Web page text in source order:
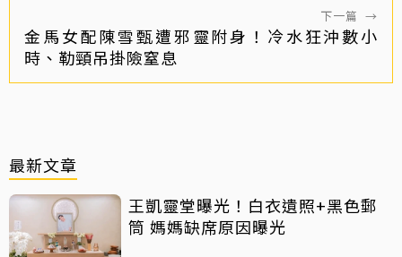
下一篇 →
金馬女配陳雪甄遭邪靈附身！冷水狂沖數小
時、勒頸吊掛險窒息
最新文章
王凱靈堂曝光！白衣遺照+黑色郵
筒 媽媽缺席原因曝光